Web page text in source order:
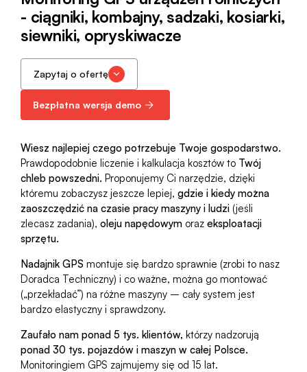
- ciągniki, kombajny, sadzaki, kosiarki,
siewniki, opryskiwacze
Zapytaj o ofertę
Bezpłatna wersja demo
Wiesz najlepiej czego potrzebuje Twoje gospodarstwo.
Prawdopodobnie liczenie i kalkulacja kosztów to Twój
chleb powszedni. Proponujemy Ci narzędzie, dzięki
któremu zobaczysz jeszcze lepiej, gdzie i kiedy można
zaoszczędzić na czasie pracy maszyny i ludzi (jeśli
zlecasz zadania), oleju napędowym oraz eksploatacji
sprzętu.
Nadajnik GPS montuje się bardzo sprawnie (zrobi to nasz
Doradca Techniczny) i co ważne, można go montować
(„przekładać”) na różne maszyny – cały system jest
bardzo elastyczny i sprawdzony.
Zaufało nam ponad 5 tys. klientów, którzy nadzorują
ponad 30 tys. pojazdów i maszyn w całej Polsce.
Monitoringiem GPS zajmujemy się od 15 lat.